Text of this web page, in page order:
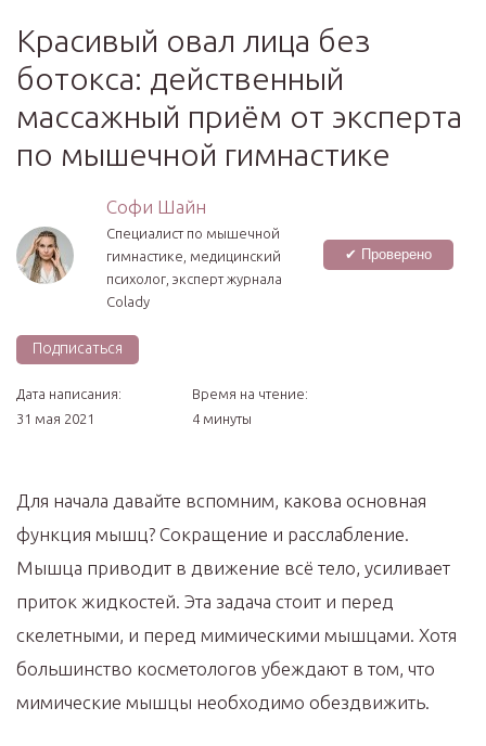
Красивый овал лица без
ботокса: действенный
массажный приём от эксперта
по мышечной гимнастике
Софи Шайн
Специалист по мышечной
гимнастике, медицинский
психолог, эксперт журнала
Сolady
✔ Проверено
Подписаться
Дата написания:
31 мая 2021
Время на чтение:
4 минуты
Для начала давайте вспомним, какова основная
функция мышц? Сокращение и расслабление.
Мышца приводит в движение всё тело, усиливает
приток жидкостей. Эта задача стоит и перед
скелетными, и перед мимическими мышцами. Хотя
большинство косметологов убеждают в том, что
мимические мышцы необходимо обездвижить.